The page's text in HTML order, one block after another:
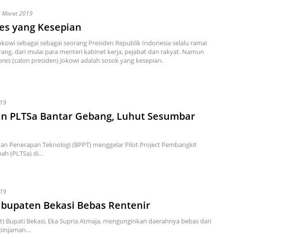
Maret 2019
yang Kesepian
sebagai sebagai seorang Presiden Republik Indonesia selalu ramai
dari mulai para menteri kabinet kerja, pejabat dan rakyat. Namun
(calon presiden) Jokowi adalah sosok yang kesepian.
PLTSa Bantar Gebang, Luhut Sesumbar
Penerapan Teknologi (BPPT) menggelar Pilot Project Pembangkit
(PLTSa) di…
Bekasi Bebas Rentenir
Bupati Bekasi, Eka Supria Atmaja, mengunginkan daerahnya bebas dari